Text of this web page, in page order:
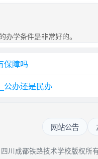
办学条件是非常好的。
保障吗
公办还是民办
网站公告
四川成都铁路技术学校版权所